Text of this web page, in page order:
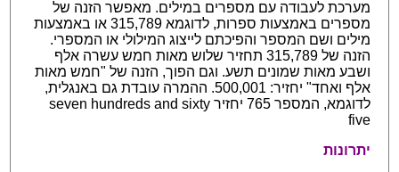
מערכת לעבודה עם מספרים במילים. מאפשר הזנה של
מספרים באמצעות ספרות, לדוגמא 315,789 או באמצעות
מילים ושם המספר והפיכתם לייצוג המילולי או המספרי.
הזנה של 315,789 תחזיר שלוש מאות חמש עשרה אלף
ושבע מאות שמונים תשע. וגם הפוך, הזנה של "חמש מאות
אלף ואחד" יחזיר: 500,001. ההמרה עובדת גם באנגלית,
לדוגמא, המספר 765 יחזיר seven hundreds and sixty
five
יתרונות